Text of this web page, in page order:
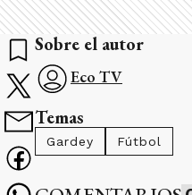
Sobre el autor
Eco TV
Temas
Gardey Fútbol